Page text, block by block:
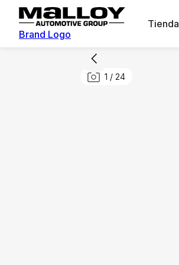
Brand Logo
Tienda
1 / 24